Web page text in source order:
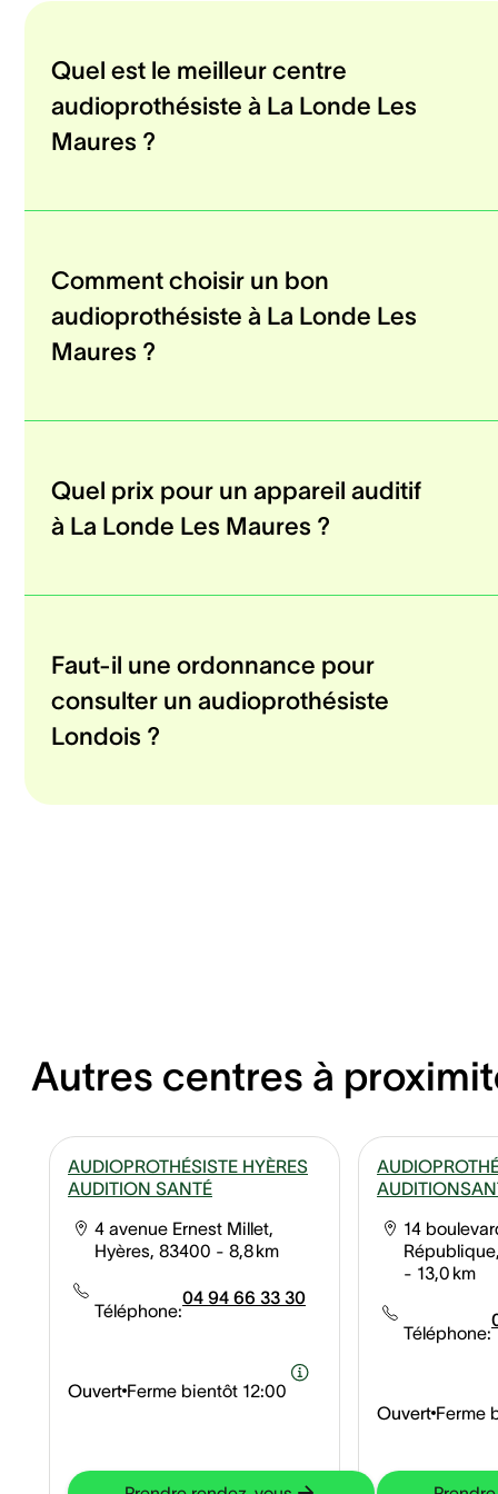
Quel est le meilleur centre
audioprothésiste à La Londe Les
Maures ?
Comment choisir un bon
audioprothésiste à La Londe Les
Maures ?
Quel prix pour un appareil auditif
à La Londe Les Maures ?
Faut-il une ordonnance pour
consulter un audioprothésiste
Londois ?
Autres centres à
AUDIOPROTHÉSISTE HYÈRES
AUDITION SANTÉ
4 avenue Ernest Millet,
Hyères, 83400 - 8,8 km
Téléphone:
04 94 66 33 30
Ouvert Ferme bientôt 12:00
14
- 13,0 km
Téléphone:
Ouvert Ferme